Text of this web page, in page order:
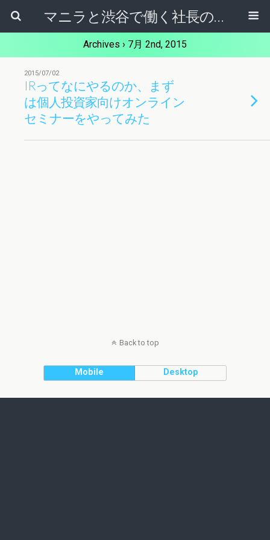
マニラと渋谷で働く社長のブログ
Archives › 7月 2nd, 2015
2015/07/02
IRってなにやるのか、まず
は個人投資家向けオンライン
セミナーをやってみた
Back to top
Mobile Desktop